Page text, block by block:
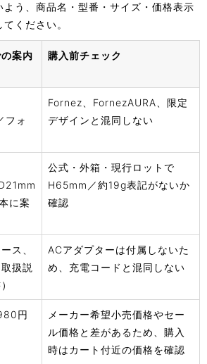
う、商品名・型番・サイズ・価格表示
ください。
案内 購入前チェック
フォ
Fornez、FornezAURA、限定
デザインと混同しない
に案
公式・外箱・現行ロットで
H65mm／約19g表記がないか
確認
ス、
扱説
ACアダプターは付属しないた
め、充電コードと混同しない
円
メーカー希望小売価格やセー
ル価格と差があるため、購入
時はカート付近の価格を確認